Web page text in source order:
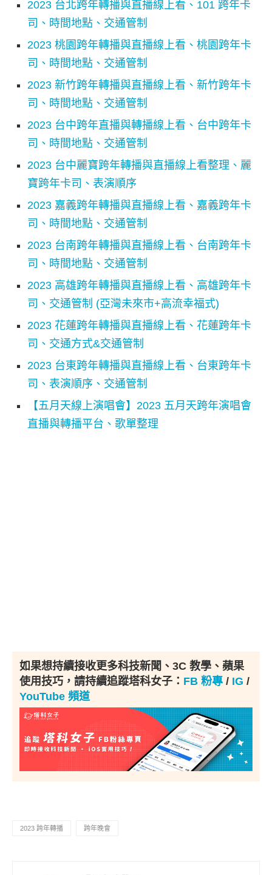
2023 台北跨年轉播與直播線上看、101 跨年卡
司、時間地點、交通管制
2023 桃園跨年轉播與直播線上看、桃園跨年卡
司、時間地點、交通管制
2023 新竹跨年轉播與直播線上看、新竹跨年卡
司、時間地點、交通管制
2023 台中跨年直播與轉播線上看、台中跨年卡
司、時間地點、交通管制
2023 台中麗寶跨年轉播與直播線上看整理、麗
寶跨年卡司、表演順序
2023 嘉義跨年轉播與直播線上看、嘉義跨年卡
司、時間地點、交通管制
2023 台南跨年轉播與直播線上看、台南跨年卡
司、時間地點、交通管制
2023 高雄跨年轉播與直播線上看、高雄跨年卡
司、交通管制 (亞灣未來市+高流幸福式)
2023 花蓮跨年轉播與直播線上看、花蓮跨年卡
司、交通方式&交通管制
2023 台東跨年轉播與直播線上看、台東跨年卡
司、表演順序、交通管制
【五月天線上演唱會】2023 五月天跨年演唱會
直播與轉播平台、歌單整理
如果想持續接收更多科技新聞、3C 教學、蘋果
使用技巧，請持續追蹤塔科女子： FB 粉專 / IG /
YouTube 頻道
2023 跨年轉播 跨年晚會